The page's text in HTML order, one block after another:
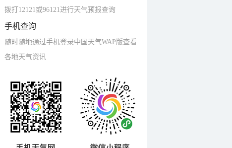
拨打12121或96121进行天气预报查询
手机查询
随时随地通过手机登录中国天气WAP版查看
各地天气资讯